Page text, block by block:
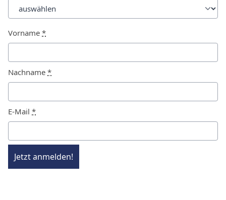
Vorname *
Nachname *
E-Mail *
Jetzt anmelden!